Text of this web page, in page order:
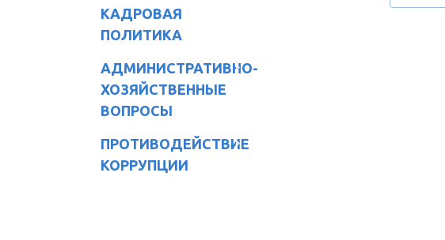
КАДРОВАЯ
ПОЛИТИКА
АДМИНИСТРАТИВНО-
ХОЗЯЙСТВЕННЫЕ
ВОПРОСЫ
ПРОТИВОДЕЙСТВИЕ
КОРРУПЦИИ